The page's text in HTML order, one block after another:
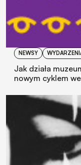
NEWSY
Jak działa
nowym cyklem